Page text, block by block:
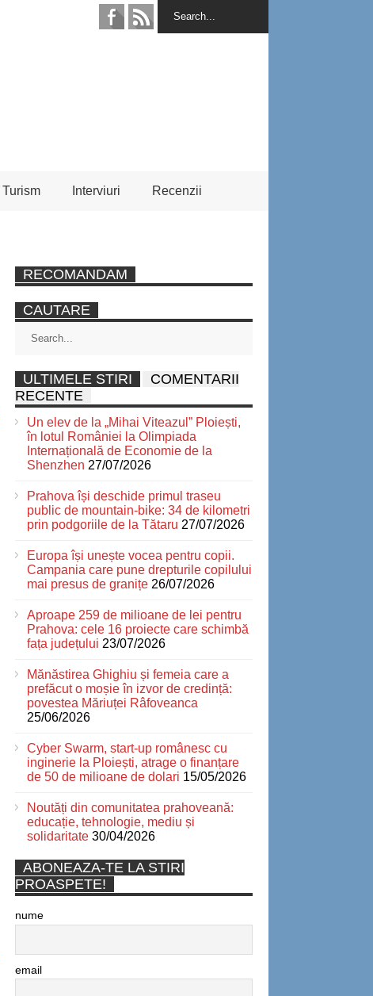
Turism Interviuri Recenzii
RECOMANDAM
CAUTARE
ULTIMELE STIRI
COMENTARII
RECENTE
Un elev de la „Mihai Viteazul” Ploiești,
în lotul României la Olimpiada
Internațională de Economie de la
Shenzhen 27/07/2026
Prahova își deschide primul traseu
public de mountain-bike: 34 de kilometri
prin podgoriile de la Tătaru 27/07/2026
Europa își unește vocea pentru copii.
Campania care pune drepturile copilului
mai presus de granițe 26/07/2026
Aproape 259 de milioane de lei pentru
Prahova: cele 16 proiecte care schimbă
fața județului 23/07/2026
Mănăstirea Ghighiu și femeia care a
prefăcut o moșie în izvor de credință:
povestea Măriuței Râfoveanca
25/06/2026
Cyber Swarm, start-up românesc cu
inginerie la Ploiești, atrage o finanțare
de 50 de milioane de dolari 15/05/2026
Noutăți din comunitatea prahoveană:
educație, tehnologie, mediu și
solidaritate 30/04/2026
ABONEAZA-TE LA STIRI
PROASPETE!
nume
email